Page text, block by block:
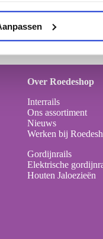
Over Roedeshop
Interrails
Ons assortiment
Nieuws
Werken bij
Gordijnrails
Elektrische
Houten Jaloezieën